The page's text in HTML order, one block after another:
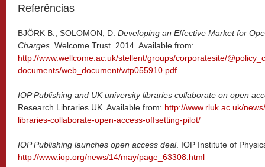
Referências
BJÖRK B.; SOLOMON, D. Developing an Effective Market for
Charges. Welcome Trust. 2014. Available from:
http://www.wellcome.ac.uk/stellent/groups/corporatesite/
documents/web_document/wtp055910.pdf
IOP Publishing and UK university libraries collaborate on open
Research Libraries UK. Available from: http://www.rluk.ac.uk/
libraries-collaborate-open-access-offsetting-pilot/
IOP Publishing launches open access deal. IOP Institute of
http://www.iop.org/news/14/may/page_63308.html